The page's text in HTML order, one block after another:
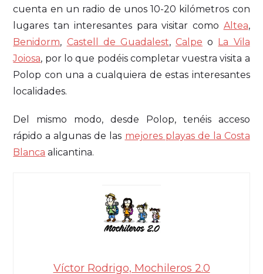
cuenta en un radio de unos 10-20 kilómetros con
lugares tan interesantes para visitar como Altea,
Benidorm, Castell de Guadalest,Calpe o La Vila
Joiosa, por lo que podéis completar vuestra visita a
Polop con una a cualquiera de estas interesantes
localidades.
Del mismo modo, desde Polop, tenéis acceso
rápido a algunas de las mejores playas de la Costa
Blanca alicantina.
Víctor Rodrigo, Mochileros 2.0